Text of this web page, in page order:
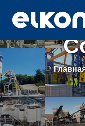
О
компании
Продукция